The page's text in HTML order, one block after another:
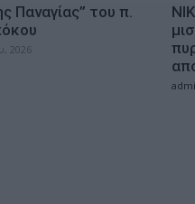
Παναγίας” του π.
2026